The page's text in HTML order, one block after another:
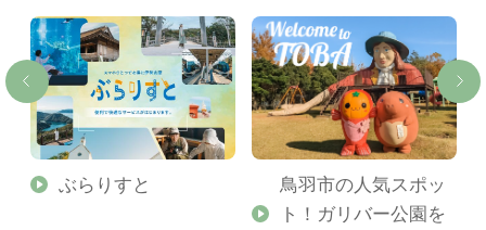
ぶらりすと
鳥羽市の人気スポッ
ト！ガリバー公園を